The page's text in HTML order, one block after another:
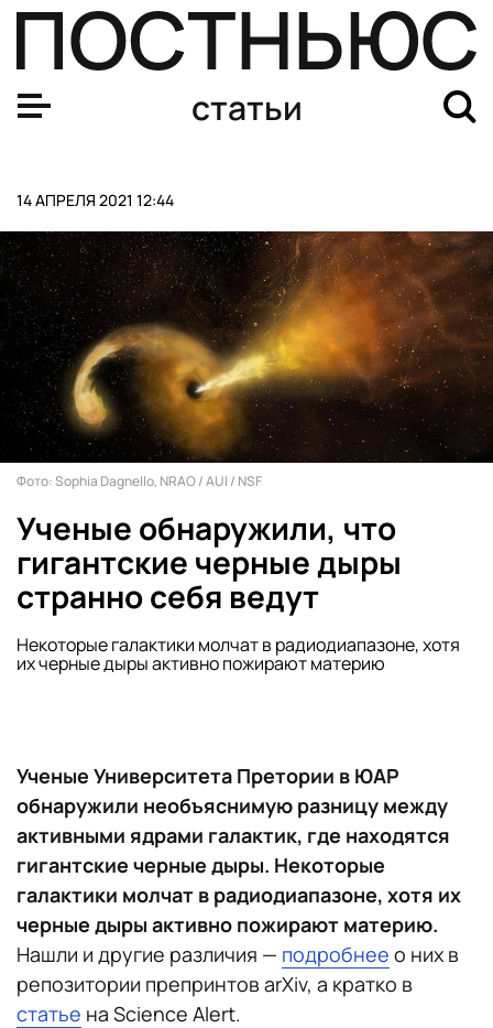
статьи
14 АПРЕЛЯ 2021 12:44
Фото: Sophia Dagnello, NRAO / AUI / NSF
Ученые обнаружили, что
гигантские черные дыры
странно себя ведут
Некоторые галактики молчат в радиодиапазоне, хотя
их черные дыры активно пожирают материю
Ученые Университета Претории в ЮАР
обнаружили необъяснимую разницу между
активными ядрами галактик, где находятся
гигантские черные дыры. Некоторые
галактики молчат в радиодиапазоне, хотя их
черные дыры активно пожирают материю.
Нашли и другие различия — подробнее о них в
репозитории препринтов arXiv, а кратко в
статье на Science Alert.
Что Apple покажет на презентации 20 апреля